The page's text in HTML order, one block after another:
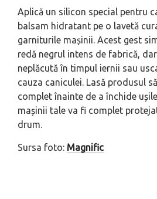
Aplică un silicon special pentru
balsam hidratant pe o lavetă
garniturile mașinii. Acest gest
redă negrul intens de fabrică,
neplăcută în timpul iernii sau
cauza caniculei. Lasă produsul
complet înainte de a închide
mașinii tale va fi complet
drum.
Sursa foto: Magnific